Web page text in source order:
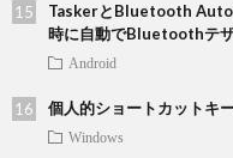
TaskerとBluetooth Auto
時に自動でBluetoothテ
Android
個人的ショートカットキ
Windows